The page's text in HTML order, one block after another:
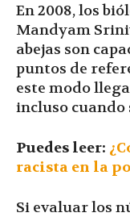
En 2008, los
Mandyam
abejas son
puntos de
este modo
incluso cuando
Puedes leer:
racista en la
Si evaluar los